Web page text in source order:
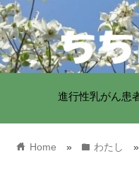
進行性乳がん患
home Home » folder わたし »